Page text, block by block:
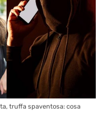
truffa spaventosa: cosa